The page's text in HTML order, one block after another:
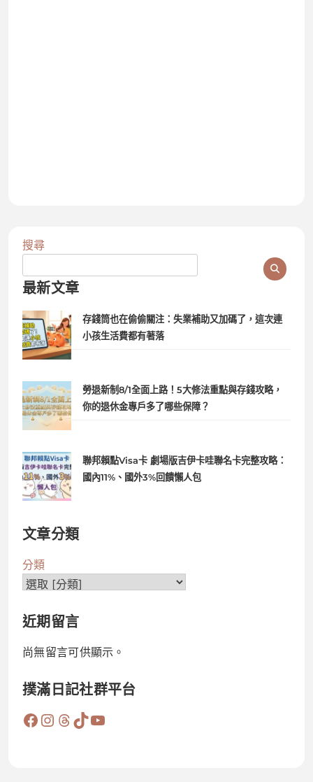
搜尋
最新文章
存錢筒也在偷偷關注：失業補助又加碼了，這次連
小孩生活費都有著落
勞退新制8/1全面上路！5大修法重點與存錢攻略，
你的退休金專戶多了哪些保障？
聯邦賴點Visa卡 劇場版吉伊卡哇聯名卡完整攻略：
國內11%、國外3%回饋懶人包
文章分類
分類
近期留言
尚無留言可供顯示。
撲滿日記社群平台
Facebook
Instagram
Threads
TikTok
YouTube